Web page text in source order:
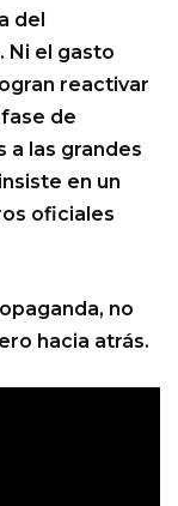
del
Ni el gasto
reactivar
de
a las grandes
en un
oficiales
no
hacia atrás.